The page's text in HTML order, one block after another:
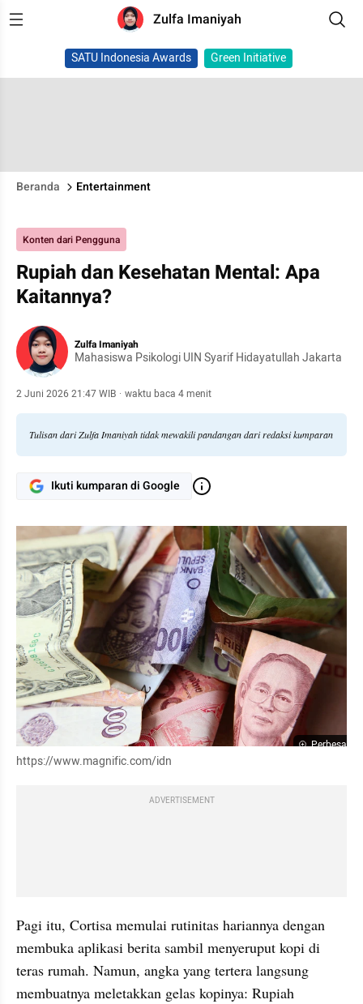
Zulfa Imaniyah
SATU Indonesia Awards Green Initiative
Beranda Entertainment
Konten dari Pengguna
Rupiah dan Kesehatan Mental: Apa
Kaitannya?
Zulfa Imaniyah
Mahasiswa Psikologi UIN Syarif Hidayatullah Jakarta
2 Juni 2026 21:47 WIB · waktu baca 4 menit
Tulisan dari Zulfa Imaniyah tidak mewakili pandangan dari redaksi kumparan
Ikuti kumparan di Google
Perbesar
https://www.magnific.com/idn
ADVERTISEMENT
Pagi itu, Cortisa memulai rutinitas hariannya dengan
membuka aplikasi berita sambil menyeruput kopi di
teras rumah. Namun, angka yang tertera langsung
membuatnya meletakkan gelas kopinya: Rupiah